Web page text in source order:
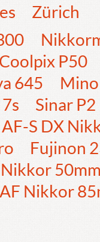
Zürich
P50
645
Sinar P2
AF-S DX
Fujinon
Nikkor
AF Nikkor